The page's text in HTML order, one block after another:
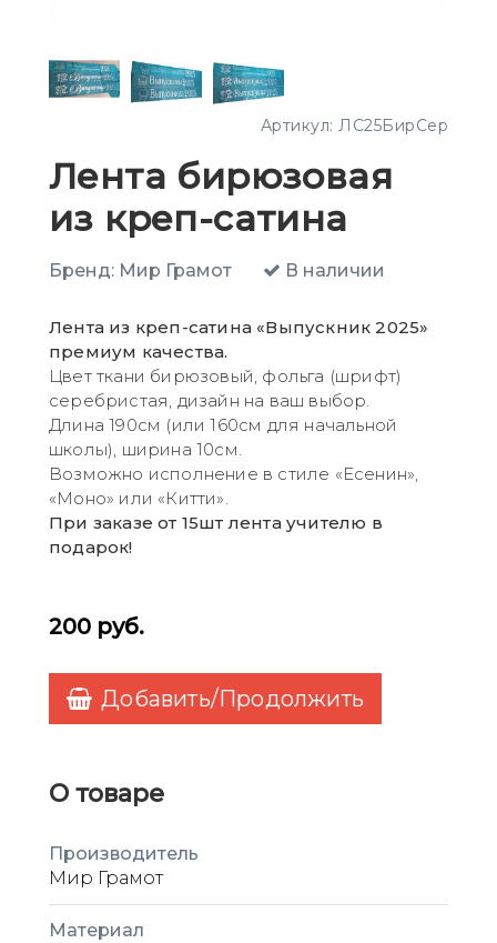
Артикул: ЛС25БирСер
Лента бирюзовая
из креп-сатина
Бренд: Мир Грамот В наличии
Лента из креп-сатина «Выпускник 2025»
премиум качества.
Цвет ткани бирюзовый, фольга (шрифт)
серебристая, дизайн на ваш выбор.
Длина 190см (или 160см для начальной
школы), ширина 10см.
Возможно исполнение в стиле «Есенин»,
«Моно» или «Китти».
При заказе от 15шт лента учителю в
подарок!
200 руб.
Добавить/Продолжить
О товаре
Производитель
Мир Грамот
Материал